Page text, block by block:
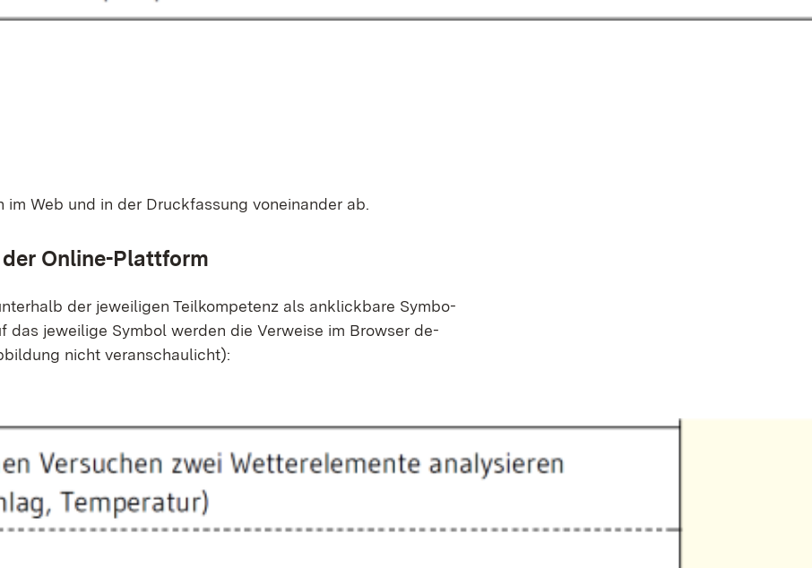
Web und in der Druck­fas­sung von­ein­an­der ab.
On­line-Platt­form
der je­wei­li­gen Teil­kom­pe­tenz als an­klick­ba­re Sym­bo­
das je­wei­li­ge Sym­bol wer­den die Ver­wei­se im Brow­ser de­
nicht ver­an­schau­licht):